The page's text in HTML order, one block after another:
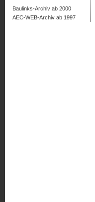
Baulinks-Archiv ab 2000
AEC-WEB-Archiv ab 1997